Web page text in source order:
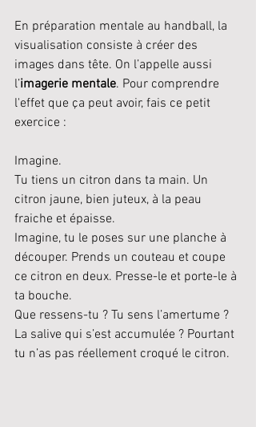
En préparation mentale au handball, la
visualisation consiste à créer des
images dans tête. On l’appelle aussi
l’imagerie mentale. Pour comprendre
l'effet que ça peut avoir, fais ce petit
exercice :
Imagine.
Tu tiens un citron dans ta main. Un
citron jaune, bien juteux, à la peau
fraiche et épaisse.
Imagine, tu le poses sur une planche à
découper. Prends un couteau et coupe
ce citron en deux. Presse-le et porte-le à
ta bouche.
Que ressens-tu ? Tu sens l’amertume ?
La salive qui s’est accumulée ? Pourtant
tu n’as pas réellement croqué le citron.